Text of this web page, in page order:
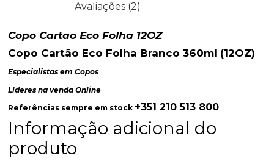
Avaliações (2)
Copo Cartao Eco Folha 12OZ
Copo Cartão Eco Folha Branco 360ml (12OZ)
Especialistas em Copos
Líderes na venda Online
Referências sempre em stock +351 210 513 800
Informação adicional do
produto